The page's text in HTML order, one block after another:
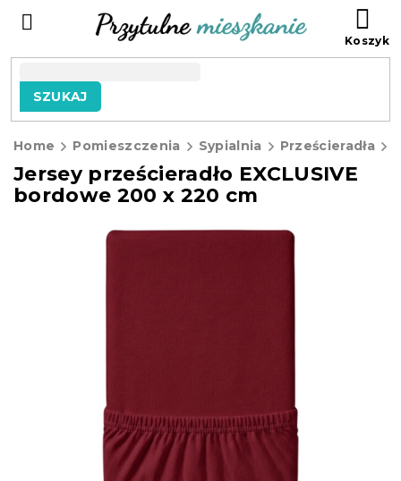
SZUKAJ
Home Pomieszczenia Sypialnia Prześcieradła
Jersey prześcieradło EXCLUSIVE
bordowe 200 x 220 cm